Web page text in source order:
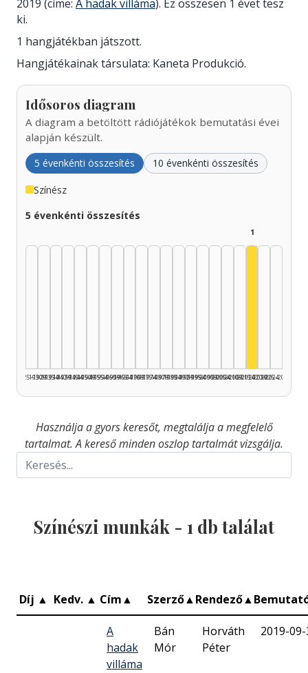
2019 (címe: A hadak villáma). Ez összesen 1 évet tesz
ki.
1 hangjátékban játszott.
Hangjátékainak társulata: Kaneta Produkció.
Idősoros diagram
A diagram a betöltött rádiójátékok bemutatási évei
alapján készült.
5 évenkénti összesítés 10 évenkénti összesítés
Színész
5 évenkénti összesítés
1925–1929
1930–1934
1935–1939
1940–1944
1945–1949
1950–1954
1955–1959
1960–1964
1965–1969
1970–1974
1975–1979
1980–1984
1985–1989
1990–1994
1995–1999
2000–2004
2005–2009
2010–2014
1
2015–2019
2020–2024
2025–2026
Használja a gyors keresőt, megtalálja a megfelelő
tartalmat. A kereső minden oszlop tartalmát vizsgálja.
Színészi munkák - 1 db találat
Díj ▲ Kedv. ▲ Cím▲ Szerző▲Rendező▲
A
hadak
villáma
Bán
Mór
Horváth
Péter
2019-